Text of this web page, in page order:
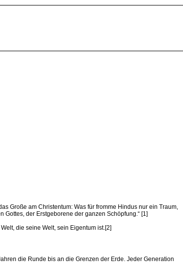
Große am Christentum: Was für fromme Hindus nur ein Traum,
der Erstgeborene der ganzen Schöpfung.“ [1]
die seine Welt, sein Eigentum ist.[2]
die Runde bis an die Grenzen der Erde. Jeder Generation